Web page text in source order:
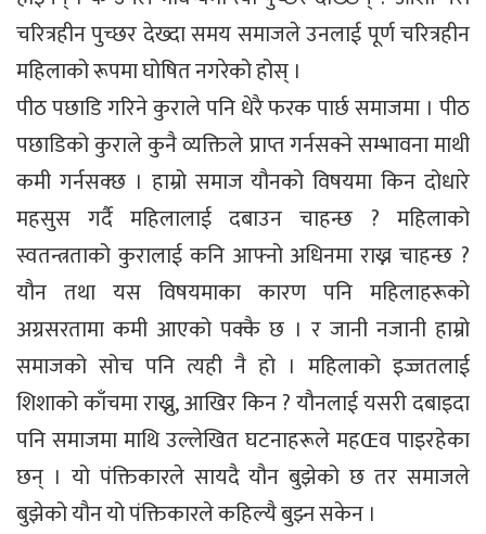
चरित्रहीन पुच्छर देख्दा समय समाजले उनलाई पूर्ण चरित्रहीन
महिलाको रूपमा घोषित नगरेको होस् ।
पीठ पछाडि गरिने कुराले पनि धेरै फरक पार्छ समाजमा । पीठ
पछाडिको कुराले कुनै व्यक्तिले प्राप्त गर्नसक्ने सम्भावना माथी
कमी गर्नसक्छ । हाम्रो समाज यौनको विषयमा किन दोधारे
महसुस गर्दै महिलालाई दबाउन चाहन्छ ? महिलाको
स्वतन्त्रताको कुरालाई कनि आफ्नो अधिनमा राख्न चाहन्छ ?
यौन तथा यस विषयमाका कारण पनि महिलाहरूको
अग्रसरतामा कमी आएको पक्कै छ । र जानी नजानी हाम्रो
समाजको सोच पनि त्यही नै हो । महिलाको इज्जतलाई
शिशाको काँचमा राख्नु, आखिर किन ? यौनलाई यसरी दबाइदा
पनि समाजमा माथि उल्लेखित घटनाहरूले महŒव पाइरहेका
छन् । यो पंक्तिकारले सायदै यौन बुझेको छ तर समाजले
बुझेको यौन यो पंक्तिकारले कहिल्यै बुझ्न सकेन ।